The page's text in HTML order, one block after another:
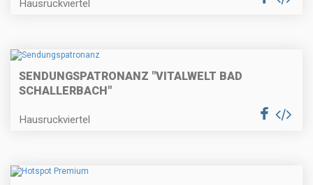
Hausruckviertel
SENDUNGSPATRONANZ "VITALWELT BAD
SCHALLERBACH"
Hausruckviertel